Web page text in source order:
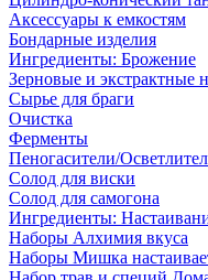
Аксессуары к емкостям
Бондарные изделия
Ингредиенты: Брожение
Зерновые и экстрактные
Сырье для браги
Очистка
Ферменты
Пеногасители/
Солод для виски
Солод для самогона
Ингредиенты:
Наборы Алхимия вкуса
Наборы Мишка